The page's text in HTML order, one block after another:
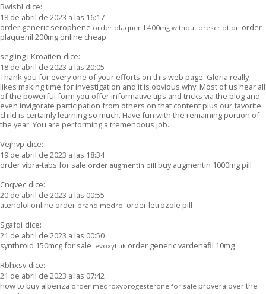
Bwlsbl dice:
18 de abril de 2023 a las 16:17
order generic serophene order plaquenil 400mg without prescription order
plaquenil 200mg online cheap
segling i Kroatien dice:
18 de abril de 2023 a las 20:05
Thank you for every one of your efforts on this web page. Gloria really
likes making time for investigation and it is obvious why. Most of us hear all
of the powerful form you offer informative tips and tricks via the blog and
even invigorate participation from others on that content plus our favorite
child is certainly learning so much. Have fun with the remaining portion of
the year. You are performing a tremendous job.
Vejhvp dice:
19 de abril de 2023 a las 18:34
order vibra-tabs for sale order augmentin pill buy augmentin 1000mg pill
Cnqvec dice:
20 de abril de 2023 a las 00:55
atenolol online order brand medrol order letrozole pill
Sgafqi dice:
21 de abril de 2023 a las 00:50
synthroid 150mcg for sale levoxyl uk order generic vardenafil 10mg
Rbhxsv dice:
21 de abril de 2023 a las 07:42
how to buy albenza order medroxyprogesterone for sale provera over the